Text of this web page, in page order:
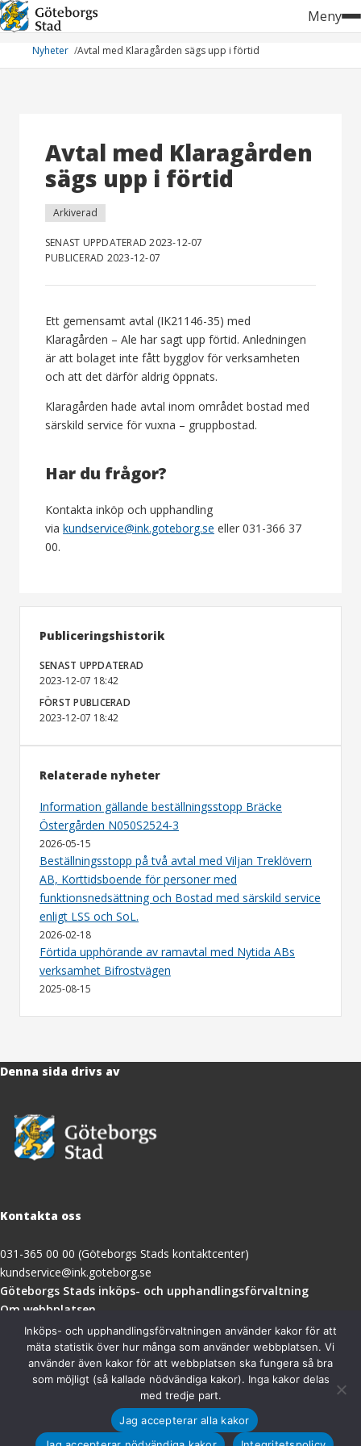
Hoppa
till
innehåll
Meny
Nyheter Avtal med Klaragården sägs upp i förtid
Avtal med Klaragården
sägs upp i förtid
Arkiverad
SENAST UPPDATERAD 2023-12-07
PUBLICERAD 2023-12-07
Ett gemensamt avtal (IK21146-35) med
Klaragården – Ale har sagt upp förtid. Anledningen
är att bolaget inte fått bygglov för verksamheten
och att det därför aldrig öppnats.
Klaragården hade avtal inom området bostad med
särskild service för vuxna – gruppbostad.
Har du frågor?
Kontakta inköp och upphandling
via kundservice@ink.goteborg.se eller 031-366 37
00.
Publiceringshistorik
SENAST UPPDATERAD
2023-12-07 18:42
FÖRST PUBLICERAD
2023-12-07 18:42
Relaterade nyheter
Information gällande beställningsstopp Bräcke
Östergården N050S2524-3
2026-05-15
Beställningsstopp på två avtal med Viljan Treklövern
AB, Korttidsboende för personer med
funktionsnedsättning och Bostad med särskild service
enligt LSS och SoL.
2026-02-18
Förtida upphörande av ramavtal med Nytida ABs
verksamhet Bifrostvägen
2025-08-15
Denna sida drivs av
Kontakta oss
031-365 00 00 (Göteborgs Stads kontaktcenter)
kundservice@ink.goteborg.se
Göteborgs Stads inköps- och upphandlingsförvaltning(öppnas
nytt
fönster)
Om webbplatsen
Tillgänglighetsredogörelse
Besöksadress
Göteborgs Stads inköps- och upphandlingsförvaltning
411 18 Göteborg
Inköps- och upphandlingsförvaltningen använder kakor för att
mäta statistik över hur många som använder webbplatsen. Vi
använder även kakor för att webbplatsen ska fungera så bra
som möjligt (så kallade nödvändiga kakor). Inga kakor delas
med tredje part.
Jag accepterar alla kakor